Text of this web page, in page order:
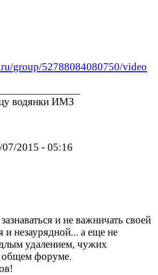
group/52788084080750/video
водянки ИМЗ
07/2015 - 05:16
и не важничать своей
и незаурядной... а еще не
удалением, чужих
общем форуме.